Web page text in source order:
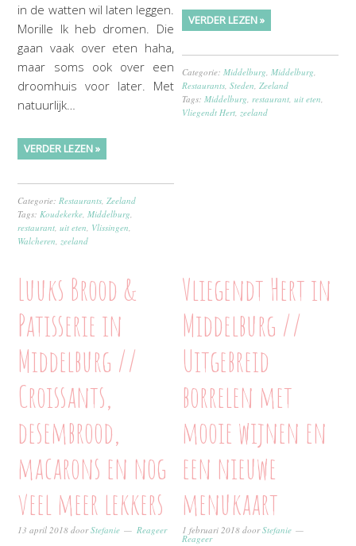
in de watten wil laten leggen.
Morille Ik heb dromen. Die
gaan vaak over eten haha,
maar soms ook over een
droomhuis voor later. Met
natuurlijk…
VERDER LEZEN »
Categorie:Restaurants,Zeeland
Tags:Koudekerke,Middelburg,
restaurant,uit eten, Vlissingen,
Walcheren,zeeland
VERDER LEZEN »
Categorie:Middelburg,Middelburg,
Restaurants,Steden,Zeeland
Tags:Middelburg,restaurant,uit eten,
Vliegendt Hert,zeeland
Luuks Brood &
Patisserie in
Middelburg //
Croissants,
desembrood,
macarons en nog
veel meer lekkers
13 april 2018 doorStefanie Reageer
Vliegendt Hert in
Middelburg //
Uitgebreid
borrelen met
mooie wijnen en
een nieuwe
menukaart
1 februari 2018 doorStefanie
Reageer